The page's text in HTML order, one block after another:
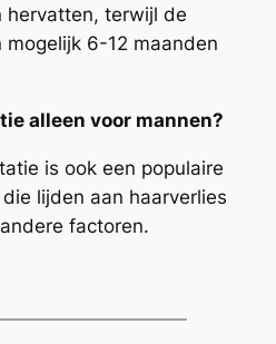
hervatten, terwijl de
6-12 maanden
alleen voor mannen?
is ook een populaire
lijden aan haarverlies
factoren.